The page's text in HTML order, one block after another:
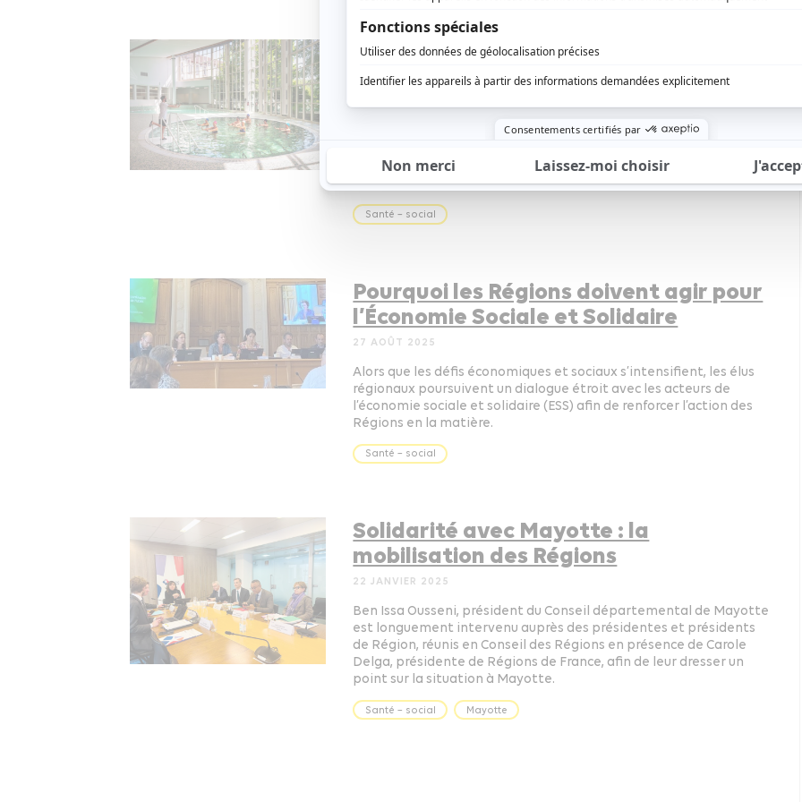
Remboursement des cures thermales :
le cri d’alarme des Régions
Alors que le tourisme thermal, fortement soutenu par les conseils
marasme, la réduction des remboursements inscrite dans le Projet
de Loi de Finances risque de mette à mal toute une filière.
Santé – social
Pourquoi les Régions doivent agir pour
l’Économie Sociale et Solidaire
27 AOÛT 2025
Alors que les défis économiques et sociaux s’intensifient, les élus
régionaux poursuivent un dialogue étroit avec les acteurs de
l’économie sociale et solidaire (ESS) afin de renforcer l’action des
Régions en la matière.
Santé – social
Solidarité avec Mayotte : la
mobilisation des Régions
22 JANVIER 2025
Ben Issa Ousseni, président du Conseil départemental de Mayotte
est longuement intervenu auprès des présidentes et présidents
de Région, réunis en Conseil des Régions en présence de Carole
Delga, présidente de Régions de France, afin de leur dresser un
point sur la situation à Mayotte.
Santé – social Mayotte